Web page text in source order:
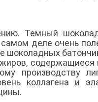
Темный
деле очень
шоколадных
производству
коллагена и